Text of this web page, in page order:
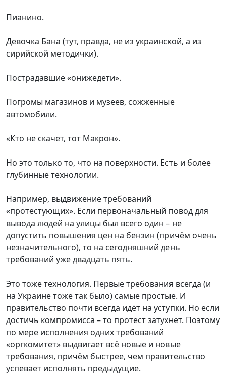
Пианино.
Девочка Бана (тут, правда, не из украинской, а из
сирийской методички).
Пострадавшие «онижедети».
Погромы магазинов и музеев, сожженные
автомобили.
«Кто не скачет, тот Макрон».
Но это только то, что на поверхности. Есть и более
глубинные технологии.
Например, выдвижение требований
«протестующих». Если первоначальный повод для
вывода людей на улицы был всего один – не
допустить повышения цен на бензин (причём очень
незначительного), то на сегодняшний день
требований уже двадцать пять.
Это тоже технология. Первые требования всегда (и
на Украине тоже так было) самые простые. И
правительство почти всегда идёт на уступки. Но если
достичь компромисса – то протест затухнет. Поэтому
по мере исполнения одних требований
«оргкомитет» выдвигает всё новые и новые
требования, причём быстрее, чем правительство
успевает исполнять предыдущие.